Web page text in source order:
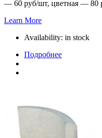
— 60 руб/шт, цветная — 80
Learn More
Availability: in stock
Подробнее